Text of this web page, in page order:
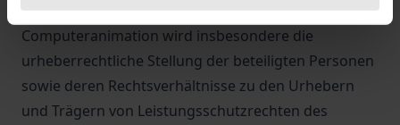
der Bestimmung der Werkart der
Computeranimation wird insbesondere die
urheberrechtliche Stellung der beteiligten Personen
sowie deren Rechtsverhältnisse zu den Urhebern
und Trägern von Leistungsschutzrechten des